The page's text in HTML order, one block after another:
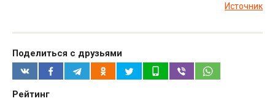
Источник
Поделиться с друзьями
Рейтинг